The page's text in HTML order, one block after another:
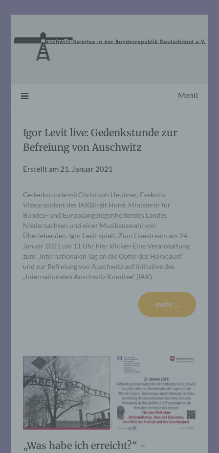
Menü
Igor Levit live: Gedenkstunde zur
Befreiung von Auschwitz
Erstellt am 21. Januar 2021
Gedenkstunde mitChristoph Heubner, Exekutiv-
Vizepräsident des IAKBirgit Honé, Ministerin für
Bundes- und Europaangelegenheitendes Landes
Niedersachsen und einer Musikauswahl von
Überlebenden. Igor Levit spielt. Zum Livestream am 24.
Januar 2021 um 11 Uhr hier klicken Eine Veranstaltung
zum „Internationalen Tag an die Opfer des Holocaust“
und zur Befreiung von Auschwitz auf Initiative des
„Internationalen Auschwitz Komitee“ (IAK)
mehr ...
„Was habe ich erreicht?“ -